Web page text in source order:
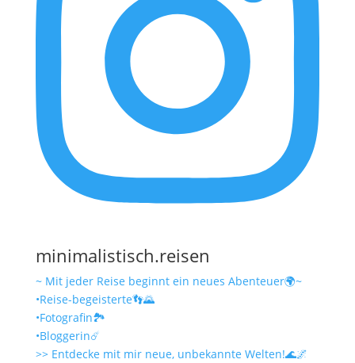
minimalistisch.reisen
~ Mit jeder Reise beginnt ein neues Abenteuer🌍~
•Reise-begeisterte👣🌄
•Fotografin🏞️
•Bloggerin☄️
>> Entdecke mit mir neue, unbekannte Welten!🌊🌌